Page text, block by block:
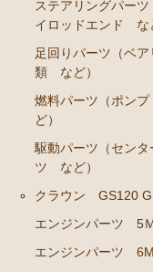
エンジンパーツ
イグナイター
汎用品
添加剤 漏れ止め
ステアリング など
ステアリングパー
イロッドエンド な
足回りパーツ（ベ
類 など）
燃料パーツ（ポン
ど）
駆動パーツ（セン
ツ など）
クラウン GS120
エンジンパーツ 5
エンジンパーツ